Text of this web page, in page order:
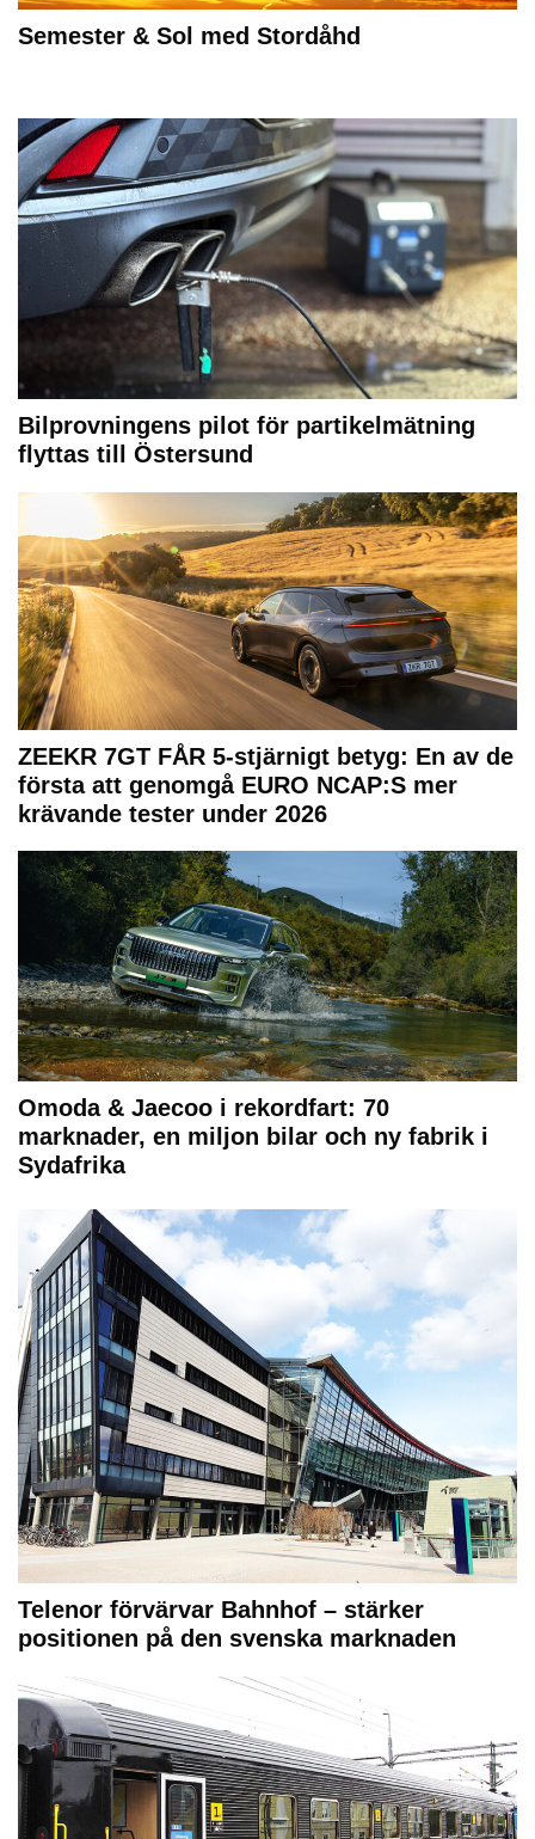
Semester & Sol med Stordåhd
Bilprovningens pilot för partikelmätning
flyttas till Östersund
ZEEKR 7GT FÅR 5-stjärnigt betyg: En av de
första att genomgå EURO NCAP:S mer
krävande tester under 2026
Omoda & Jaecoo i rekordfart: 70
marknader, en miljon bilar och ny fabrik i
Sydafrika
Telenor förvärvar Bahnhof – stärker
positionen på den svenska marknaden